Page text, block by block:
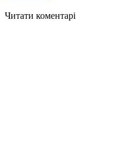
Читати коментарі